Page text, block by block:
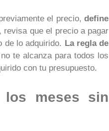
el precio,define
revisa que el precio a pagar
de lo adquirido. La regla de
te alcanza para todos los
con tu presupuesto.
los meses sin